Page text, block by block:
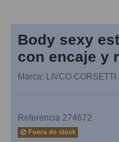
Body sexy
con encaje y
Marca: LIVCO CORSETTI
Referencia 274672
Fuera de stock